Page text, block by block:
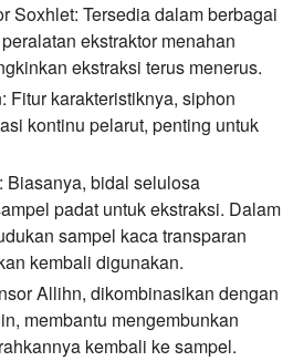
Soxhlet: Tersedia dalam berbagai
ekstraktor menahan
ekstraksi terus menerus.
Fitur karakteristiknya, siphon
kontinu pelarut, penting untuk
Biasanya, bidal selulosa
padat untuk ekstraksi. Dalam
sampel kaca transparan
kembali digunakan.
Allihn, dikombinasikan dengan
membantu mengembunkan
kembali ke sampel.